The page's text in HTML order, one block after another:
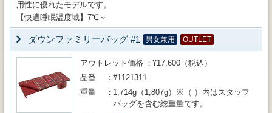
用性に優れたモデルです。
【快適睡眠温度域】7℃～
ダウンファミリーバッグ #1 男女兼用 OUTLET
アウトレット価格
¥17,600（税込）
品番
#1121311
重量
1,714g（1,807g）※（ ）内はスタッフ
バッグを含む総重量です。